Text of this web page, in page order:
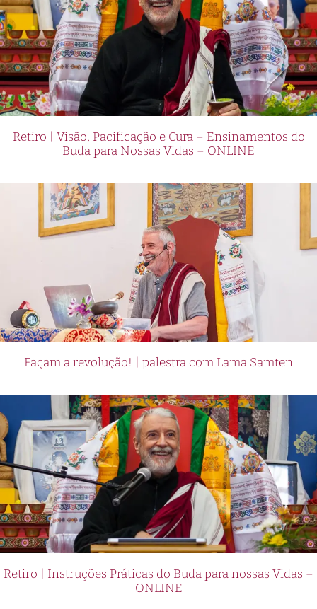
Retiro | Visão, Pacificação e Cura – Ensinamentos do
Buda para Nossas Vidas – ONLINE
Façam a revolução! | palestra com Lama Samten
Retiro | Instruções Práticas do Buda para nossas Vidas –
ONLINE